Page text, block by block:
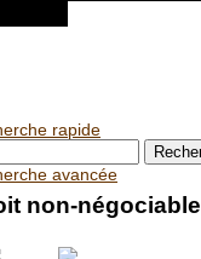
rapide
avancée
non-négociable